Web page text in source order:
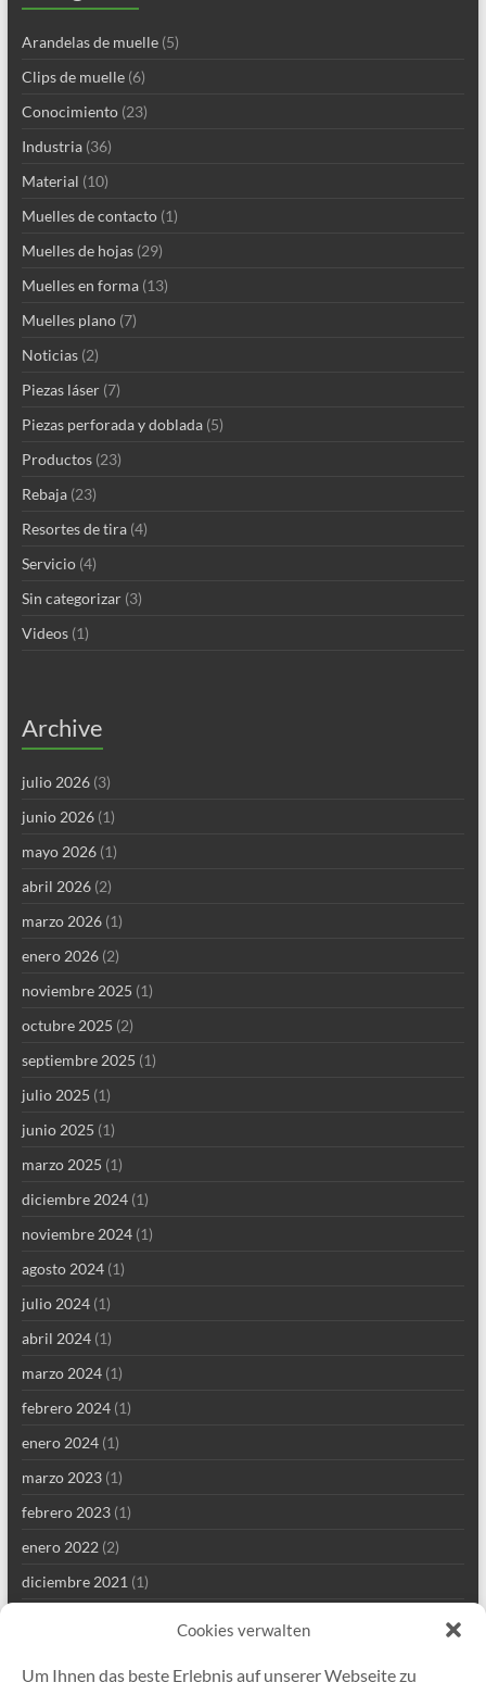
Cookies verwalten
Um Ihnen das beste Erlebnis auf unserer Webseite zu
Arandelas de muelle(5)
Clips de muelle(6)
Conocimiento(23)
Industria(36)
Material (10)
Muelles de contacto(1)
Muelles de hojas(29)
Muelles en forma(13)
Muelles plano(7)
Noticias(2)
Piezas láser(7)
Piezas perforada y doblada(5)
Productos(23)
Rebaja(23)
Resortes de tira(4)
Servicio(4)
Sin categorizar(3)
Videos(1)
Archive
julio 2026(3)
junio 2026(1)
mayo 2026(1)
abril 2026(2)
marzo 2026(1)
enero 2026(2)
noviembre 2025 (1)
octubre 2025 (2)
septiembre 2025 (1)
julio 2025 (1)
junio 2025 (1)
marzo 2025 (1)
diciembre 2024(1)
noviembre 2024(1)
agosto 2024(1)
julio 2024(1)
abril 2024(1)
marzo 2024(1)
febrero 2024(1)
enero 2024(1)
marzo 2023(1)
febrero 2023(1)
enero 2022(2)
diciembre 2021 (1)
julio 2021(1)